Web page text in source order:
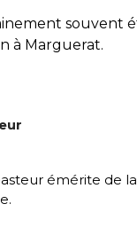
souvent
à Marguerat.
émérite de